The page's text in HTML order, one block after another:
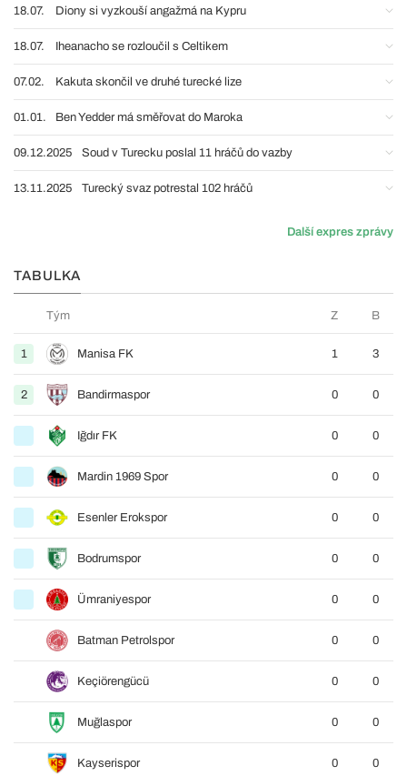
18.07. Diony si vyzkouší angažmá na Kypru
18.07. Iheanacho se rozloučil s Celtikem
07.02. Kakuta skončil ve druhé turecké lize
01.01. Ben Yedder má směřovat do Maroka
09.12.2025 Soud v Turecku poslal 11 hráčů do vazby
13.11.2025 Turecký svaz potrestal 102 hráčů
Další expres zprávy
TABULKA
Tým Z B
1 Manisa FK 1 3
2 Bandirmaspor 0 0
Iğdır FK 0 0
Mardin 1969 Spor 0 0
Esenler Erokspor 0 0
Bodrumspor 0 0
Ümraniyespor 0 0
Batman Petrolspor 0 0
Keçiörengücü 0 0
Muğlaspor 0 0
Kayserispor 0 0